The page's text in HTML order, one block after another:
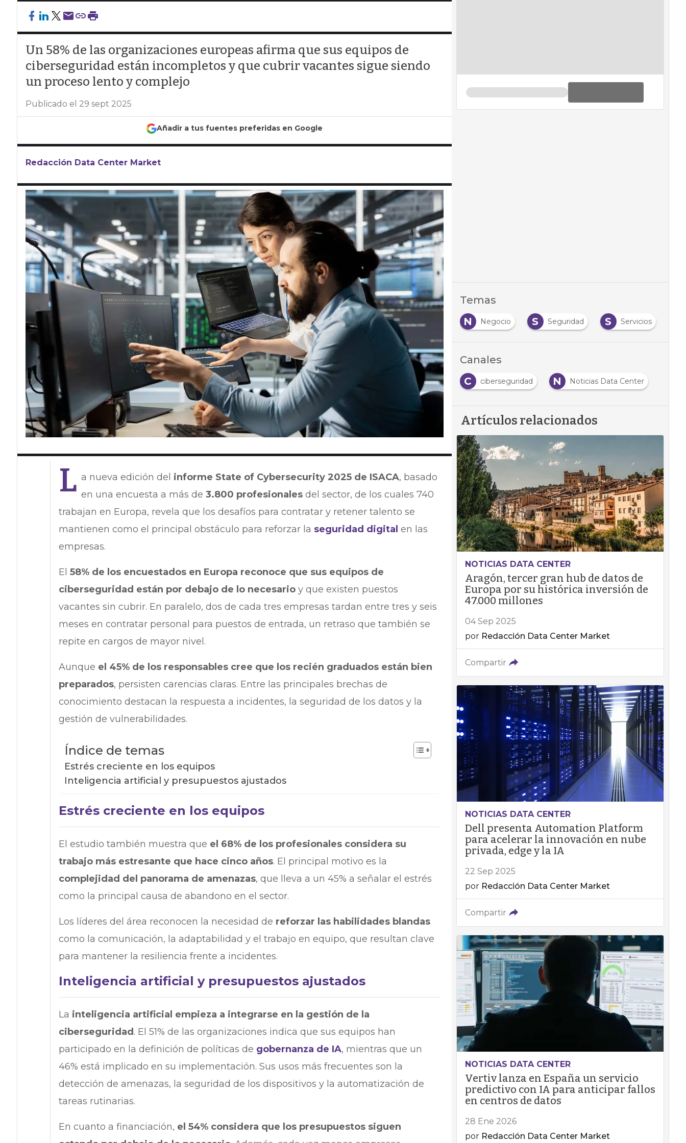
Un 58% de las organizaciones europeas afirma que sus equipos de
ciberseguridad están incompletos y que cubrir vacantes sigue siendo
un proceso lento y complejo
Publicado el 29 sept 2025
Añadir a tus fuentes preferidas en Google
Redacción Data Center Market
L a nueva edición del informe State of Cybersecurity 2025 de ISACA, basado
en una encuesta a más de 3.800 profesionales del sector, de los cuales 740
trabajan en Europa, revela que los desafíos para contratar y retener talento se
mantienen como el principal obstáculo para reforzar la seguridad digital en las
empresas.
El 58% de los encuestados en Europa reconoce que sus equipos de
ciberseguridad están por debajo de lo necesarioy que existen puestos
vacantes sin cubrir. En paralelo, dos de cada tres empresas tardan entre tres y seis
meses en contratar personal para puestos de entrada, un retraso que también se
repite en cargos de mayor nivel.
Aunque el 45% de los responsables cree que los recién graduados están bien
preparados, persisten carencias claras. Entre las principales brechas de
conocimiento destacan la respuesta a incidentes, la seguridad de los datos y la
gestión de vulnerabilidades.
Índice de temas
Estrés creciente en los equipos
Inteligencia artificial y presupuestos ajustados
Estrés creciente en los equipos
El estudio también muestra que el 68% de los profesionales considera su
trabajo más estresante que hace cinco años. El principal motivo es la
complejidad del panorama de amenazas, que lleva a un 45% a señalar el estrés
como la principal causa de abandono en el sector.
Los líderes del área reconocen la necesidad de reforzar las habilidades blandas
como la comunicación, la adaptabilidad y el trabajo en equipo, que resultan clave
para mantener la resiliencia frente a incidentes.
Inteligencia artificial y presupuestos ajustados
La inteligencia artificial empieza a integrarse en la gestión de la
ciberseguridad . El 51% de las organizaciones indica que sus equipos han
participado en la definición de políticas de gobernanza de IA, mientras que un
46% está implicado en su implementación. Sus usos más frecuentes son la
detección de amenazas, la seguridad de los dispositivos y la automatización de
tareas rutinarias.
En cuanto a financiación, el 54% considera que los presupuestos siguen
Temas
D
Datos N Negocio S Seguridad S Servicios
Canales
C
ciberseguridad N Noticias Data Center
Artículos relacionados
NOTICIAS DATA CENTER
Aragón, tercer gran hub de datos de
Europa por su histórica inversión de
47.000 millones
04 Sep 2025
por Redacción Data Center Market
Compartir
NOTICIAS DATA CENTER
Dell presenta Automation Platform
para acelerar la innovación en nube
privada, edge y la IA
22 Sep 2025
por Redacción Data Center Market
Compartir
NOTICIAS DATA CENTER
Vertiv lanza en España un servicio
predictivo con IA para anticipar fallos
en centros de datos
28 Ene 2026
por Redacción Data Center Market